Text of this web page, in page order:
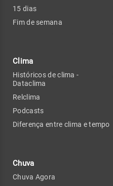
15 dias
Fim de semana
Clima
Históricos de clima -
Dataclima
Relclima
Podcasts
Diferença entre clima e tempo
Chuva
Chuva Agora